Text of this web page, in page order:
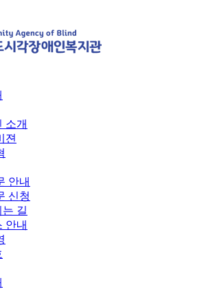
소개
젼
안내
신청
길
안내